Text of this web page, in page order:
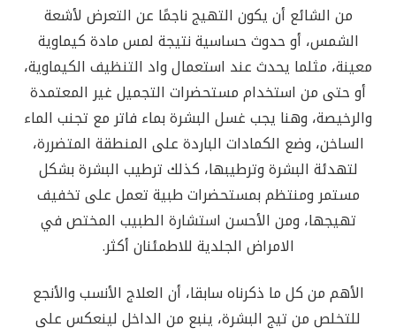
من الشائع أن يكون التهيج ناجمًا عن التعرض لأشعة
الشمس، أو حدوث حساسية نتيجة لمس مادة كيماوية
معينة، مثلما يحدث عند استعمال واد التنظيف الكيماوية،
أو حتى من استخدام مستحضرات التجميل غير المعتمدة
والرخيصة، وهنا يجب غسل البشرة بماء فاتر مع تجنب الماء
الساخن، وضع الكمادات الباردة على المنطقة المتضررة،
لتهدئة البشرة وترطيبها، كذلك ترطيب البشرة بشكل
مستمر ومنتظم بمستحضرات طبية تعمل على تخفيف
تهيجها، ومن الأحسن استشارة الطبيب المختص في
الامراض الجلدية للاطمئنان أكثر.
الأهم من كل ما ذكرناه سابقا، أن العلاج الأنسب والأنجع
للتخلص من تيج البشرة، ينبع من الداخل لينعكس على